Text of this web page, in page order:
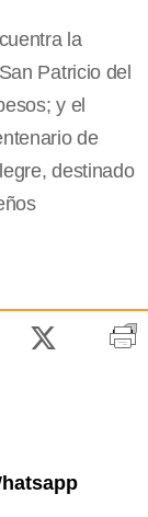
la
Patricio del
y el
de
destinado